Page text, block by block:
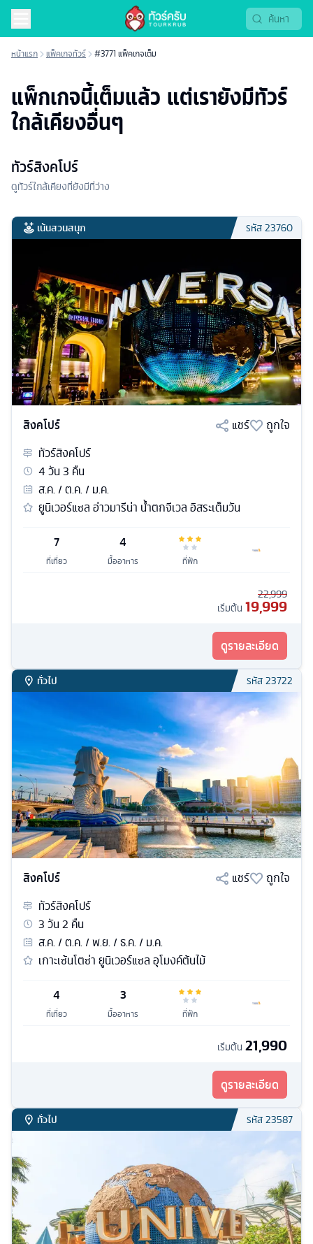
หน้าแรก แพ็คเกจทัวร์ #3771 แพ็คเกจเต็ม
แพ็กเกจนี้เต็มแล้ว แต่เรายังมีทัวร์
ใกล้เคียงอื่นๆ
ทัวร์สิงคโปร์
ดูทัวร์ใกล้เคียงที่ยังมีที่ว่าง
เน้นสวนสนุก รหัส23760
สิงคโปร์ แชร์
ถูกใจ
ทัวร์สิงคโปร์
4วัน3 คืน
ส.ค. / ต.ค. / ม.ค.
ยูนิเวอร์แซล อ่าวมารีน่า น้ำตกจีเวล อิสระเต็มวัน
7
ที่เที่ยว
4
มื้ออาหาร ที่พัก
22,999
เริ่มต้น 19,999
ดูรายละเอียด
ทั่วไป รหัส23722
สิงคโปร์ แชร์
ถูกใจ
ทัวร์สิงคโปร์
3วัน2 คืน
ส.ค. / ต.ค. / พ.ย. / ธ.ค. / ม.ค.
เกาะเซ้นโตซ่า ยูนิเวอร์แซล อุโมงค์ต้นไม้
4
ที่เที่ยว
3
มื้ออาหาร ที่พัก
เริ่มต้น 21,990
ดูรายละเอียด
ทั่วไป รหัส23587